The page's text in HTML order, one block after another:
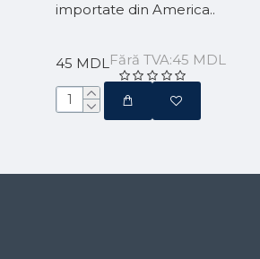
importate din America..
45 MDLFără TVA:45 MDL